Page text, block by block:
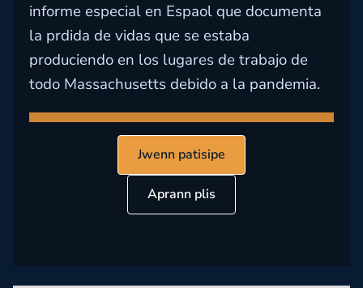
informe especial en Espaol que documenta
la prdida de vidas que se estaba
produciendo en los lugares de trabajo de
todo Massachusetts debido a la pandemia.
Jwenn patisipe
Aprann plis